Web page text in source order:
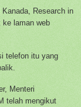
Research in
ke laman web
telefon itu yang
Menteri
telah mengikut